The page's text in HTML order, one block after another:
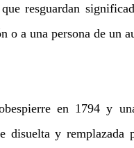
resguardan
o a una persona de un
en 1794 y
disuelta y